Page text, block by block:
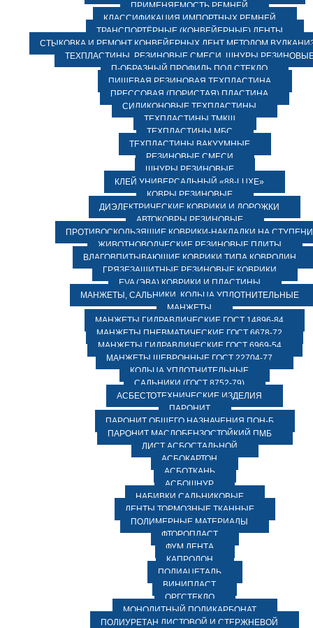
ПРИМЕНЯЕМОСТЬ РЕМНЕЙ
КЛАССИФИКАЦИЯ ИМПОРТНЫХ РЕМНЕЙ
ТРАНСПОРТЁРНЫЕ (КОНВЕЙЕРНЫЕ) ЛЕНТЫ
СТЫКОВКА И РЕМОНТ КОНВЕЙЕРНЫХ ЛЕНТ МЕТОДОМ
ТЕХПЛАСТИНЫ, РЕЗИНОВЫЕ СМЕСИ, ШНУРЫ
П-ОБРАЗНЫЙ ПРОФИЛЬ ПОД СТЕКЛО
ПИЩЕВАЯ РЕЗИНОВАЯ ТЕХПЛАСТИНА
ПРЕССОВАЯ (ПОРИСТАЯ) ПЛАСТИНА
СИЛИКОНОВЫЕ ТЕХПЛАСТИНЫ
ТЕХПЛАСТИНЫ ТМКЩ
ТЕХПЛАСТИНЫ МБС
ТЕХПЛАСТИНЫ ВАКУУМНЫЕ
РЕЗИНОВЫЕ СМЕСИ
ШНУРЫ РЕЗИНОВЫЕ
КЛЕЙ УНИВЕРСАЛЬНЫЙ «88-LUXE»
КОВРЫ РЕЗИНОВЫЕ
ДИЭЛЕКТРИЧЕСКИЕ КОВРИКИ И ДОРОЖКИ
АВТОКОВРЫ РЕЗИНОВЫЕ
ПРОТИВОСКОЛЬЗЯЩИЕ КОВРИКИ-НАКЛАДКИ НА СТУПЕНИ
ЖИВОТНОВОДЧЕСКИЕ РЕЗИНОВЫЕ ПЛИТЫ
ВЛАГОВПИТЫВАЮЩИЕ КОВРИКИ ТИПА КОВРОЛИН
ГРЯЗЕЗАЩИТНЫЕ РЕЗИНОВЫЕ КОВРИКИ
EVA (ЭВА) КОВРИКИ И ПЛАСТИНЫ
МАНЖЕТЫ, САЛЬНИКИ, КОЛЬЦА УПЛОТНИТЕЛЬНЫЕ
МАНЖЕТЫ
МАНЖЕТЫ ГИДРАВЛИЧЕСКИЕ ГОСТ 14896-84
МАНЖЕТЫ ПНЕВМАТИЧЕСКИЕ ГОСТ 6678-72
МАНЖЕТЫ ГИДРАВЛИЧЕСКИЕ ГОСТ 6969-54
МАНЖЕТЫ ШЕВРОННЫЕ ГОСТ 22704-77
КОЛЬЦА УПЛОТНИТЕЛЬНЫЕ
САЛЬНИКИ (ГОСТ 8752-79)
АСБЕСТОТЕХНИЧЕСКИЕ ИЗДЕЛИЯ
ПАРОНИТ
ПАРОНИТ ОБЩЕГО НАЗНАЧЕНИЯ ПОН-Б
ПАРОНИТ МАСЛОБЕНЗОСТОЙКИЙ ПМБ
ЛИСТ АСБОСТАЛЬНОЙ
АСБОКАРТОН
АСБОТКАНЬ
АСБОШНУР
НАБИВКИ САЛЬНИКОВЫЕ
ЛЕНТЫ ТОРМОЗНЫЕ ТКАННЫЕ
ПОЛИМЕРНЫЕ МАТЕРИАЛЫ
ФТОРОПЛАСТ
ФУМ ЛЕНТА
КАПРОЛОН
ПОЛИАЦЕТАЛЬ
ВИНИПЛАСТ
ОРГСТЕКЛО
МОНОЛИТНЫЙ ПОЛИКАРБОНАТ
ПОЛИУРЕТАН ЛИСТОВОЙ И СТЕРЖНЕВОЙ